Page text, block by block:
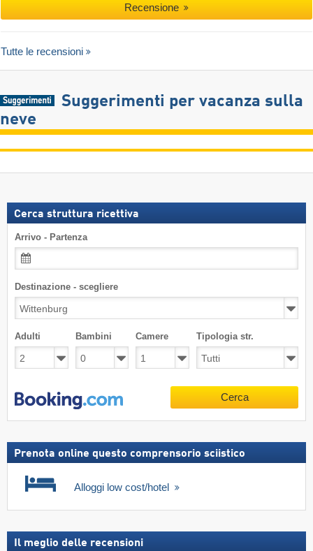
Recensione
Tutte le recensioni
Suggerimenti per vacanza sulla
neve
Cerca struttura ricettiva
Arrivo - Partenza
Destinazione - scegliere
Adulti Bambini Camere Tipologia str.
Cerca
Prenota online questo comprensorio sciistico
Alloggi low cost/hotel
Il meglio delle recensioni